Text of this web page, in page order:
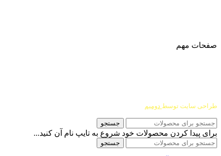
صفحات مهم
طراحی سایت توسط دومیم
جستجو
برای پیدا کردن محصولات خود شروع به تایپ نام آن کنید...
جستجو